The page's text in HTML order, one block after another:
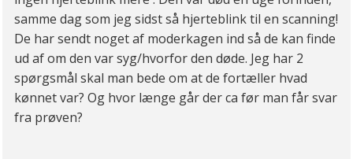
samme dag som jeg sidst så hjerteblink til en scanning!
De har sendt noget af moderkagen ind så de kan finde
ud af om den var syg/hvorfor den døde. Jeg har 2
spørgsmål skal man bede om at de fortæller hvad
kønnet var? Og hvor længe går der ca før man får svar
fra prøven?